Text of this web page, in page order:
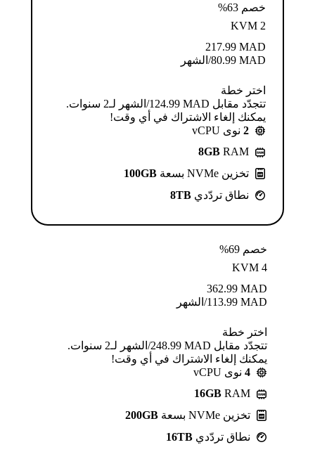
خصم 63%
KVM 2
MAD
217.99
MAD
80.99/الشهر
اختر خطة
تتجدّد مقابل MAD ⁦124.99⁩/الشهر لـ2 سنوات.
يمكنك إلغاء الاشتراك في أي وقت!
2 نوى vCPU
8GB RAM
تخزين NVMe بسعة
100GB
نطاق تردّدي 8TB
خصم 69%
KVM 4
MAD
362.99
MAD
113.99/الشهر
اختر خطة
تتجدّد مقابل MAD ⁦248.99⁩/الشهر لـ2 سنوات.
يمكنك إلغاء الاشتراك في أي وقت!
4 نوى vCPU
16GB RAM
تخزين NVMe بسعة
200GB
نطاق تردّدي 16TB